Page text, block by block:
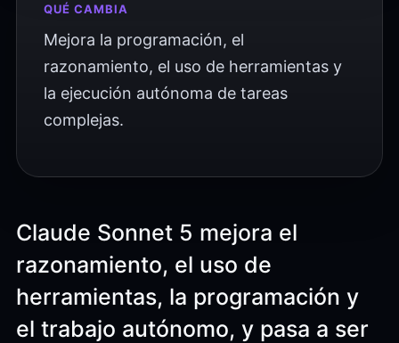
QUÉ CAMBIA
Mejora la programación, el
razonamiento, el uso de herramientas y
la ejecución autónoma de tareas
complejas.
Claude Sonnet 5 mejora el
razonamiento, el uso de
herramientas, la programación y
el trabajo autónomo, y pasa a ser